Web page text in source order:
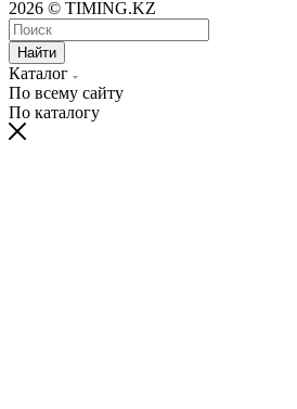
2026 © TIMING.KZ
Найти
Каталог
По всему сайту
По каталогу